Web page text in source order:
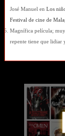
José Manuelen Los
Festival de cine de
Magnífica película;
repente tiene que